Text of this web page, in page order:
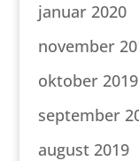
januar 2020
november
oktober 2019
september
august 2019